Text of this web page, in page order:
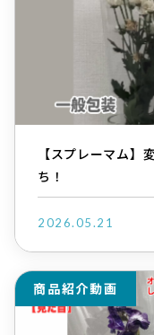
【スプレーマム】
ち！
2026.05.21
商品紹介動画